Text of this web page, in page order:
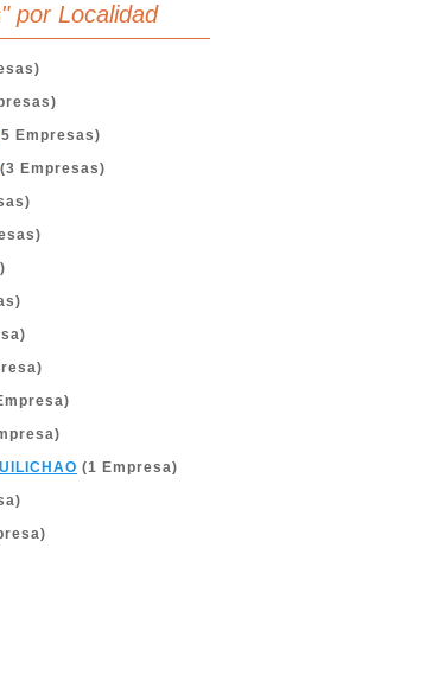
por Localidad
Empresas)
(3 Empresas)
(1 Empresa)